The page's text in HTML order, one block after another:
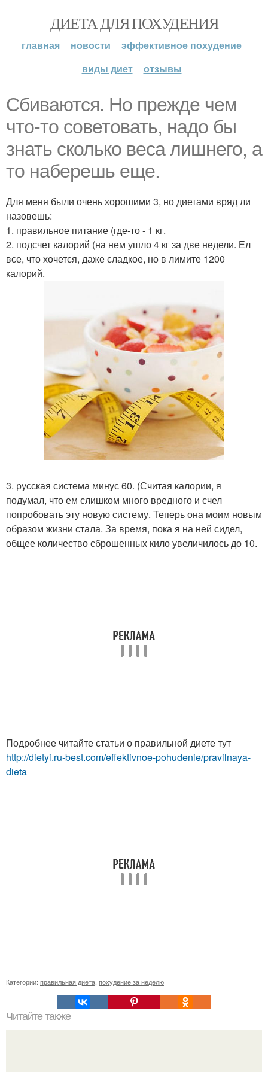
ДИЕТА ДЛЯ ПОХУДЕНИЯ
главная новости
эффективное похудение
виды диет
отзывы
Сбиваются. Но прежде чем
что-то советовать, надо бы
знать сколько веса лишнего, а
то наберешь еще.
Для меня были очень хорошими 3, но диетами вряд ли
назовешь:
1. правильное питание (где-то - 1 кг.
2. подсчет калорий (на нем ушло 4 кг за две недели. Ел
все, что хочется, даже сладкое, но в лимите 1200
калорий.
3. русская система минус 60. (Считая калории, я
подумал, что ем слишком много вредного и счел
попробовать эту новую систему. Теперь она моим новым
образом жизни стала. За время, пока я на ней сидел,
общее количество сброшенных кило увеличилось до 10.
Подробнее читайте статьи о правильной диете тут
http://dietyi.ru-best.com/effektivnoe-pohudenie/pravilnaya-
dieta
Категории: правильная диета похудение за неделю
Читайте также